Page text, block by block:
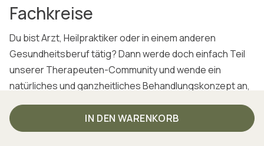
IN DEN WARENKORB
Fachkreise
Du bist Arzt, Heilpraktiker oder in einem anderen
Gesundheitsberuf tätig? Dann werde doch einfach Teil
unserer Therapeuten-Community und wende ein
natürliches und ganzheitliches Behandlungskonzept an,
das bereits von über 8000 Praxen im In- und Ausland
erfolgreich eingesetzt wird! Außerdem kannst du bei uns
von attraktiven Partnerkonditionen profitieren.